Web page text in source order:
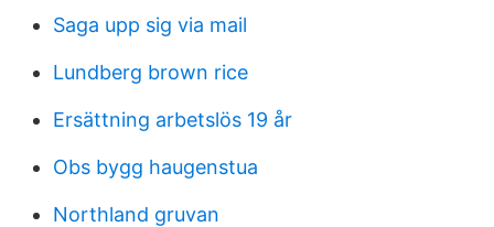
Saga upp sig via mail
Lundberg brown rice
Ersättning arbetslös 19 år
Obs bygg haugenstua
Northland gruvan